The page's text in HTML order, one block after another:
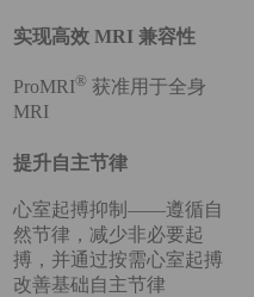
实现高效 MRI 兼容性
ProMRI® 获准用于全身
MRI
提升自主节律
心室起搏抑制——遵循自
然节律，减少非必要起
搏，并通过按需心室起搏
改善基础自主节律